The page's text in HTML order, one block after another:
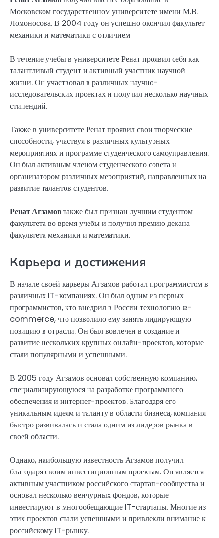
Московском государственном университете имени М.В.
Ломоносова. В 2004 году он успешно окончил факультет
механики и математики с отличием.
В течение учебы в университете Ренат проявил себя как
талантливый студент и активный участник научной
жизни. Он участвовал в различных научно-
исследовательских проектах и получил несколько научных
стипендий.
Также в университете Ренат проявил свои творческие
способности, участвуя в различных культурных
мероприятиях и программе студенческого самоуправления.
Он был активным членом студенческого совета и
организатором различных мероприятий, направленных на
развитие талантов студентов.
Ренат Агзамовтакже был признан лучшим студентом
факультета во время учебы и получил премию декана
факультета механики и математики.
Карьера и достижения
В начале своей карьеры Агзамов работал программистом в
различных IT-компаниях. Он был одним из первых
программистов, кто внедрил в России технологию e-
commerce, что позволило ему занять лидирующую
позицию в отрасли. Он был вовлечен в создание и
развитие нескольких крупных онлайн-проектов, которые
стали популярными и успешными.
В 2005 году Агзамов основал собственную компанию,
специализирующуюся на разработке программного
обеспечения и интернет-проектов. Благодаря его
уникальным идеям и таланту в области бизнеса, компания
быстро развивалась и стала одним из лидеров рынка в
своей области.
Однако, наибольшую известность Агзамов получил
благодаря своим инвестиционным проектам. Он является
активным участником российского стартап-сообщества и
основал несколько венчурных фондов, которые
инвестируют в многообещающие IT-стартапы. Многие из
этих проектов стали успешными и привлекли внимание к
российскому IT-рынку.